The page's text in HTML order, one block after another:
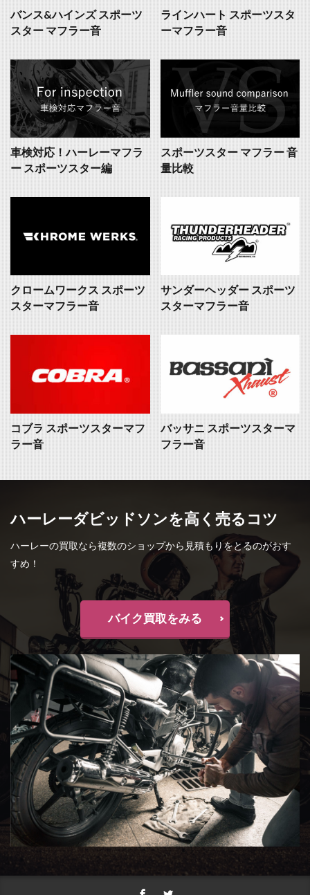
バンス&ハインズ スポーツ
スター マフラー音
ラインハート スポーツスタ
ーマフラー音
車検対応！ハーレーマフラ
ー スポーツスター編
スポーツスター マフラー 音
量比較
クロームワークス スポーツ
スターマフラー音
サンダーヘッダー スポーツ
スターマフラー音
コブラ スポーツスターマフ
ラー音
バッサニ スポーツスターマ
フラー音
ハーレーダビッドソンを高く売るコツ
ハーレーの買取なら複数のショップから見積もりをとるのがおす
すめ！
バイク買取をみる